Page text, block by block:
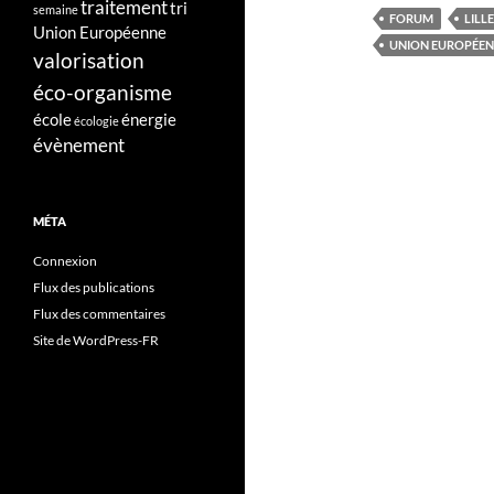
FORUM LILLE
UNION
semainetraitementtri
Union Européenne
valorisation
éco-organisme
écoleécologieénergie
évènement
MÉTA
Connexion
Flux des publications
Flux des commentaires
Site de WordPress-FR